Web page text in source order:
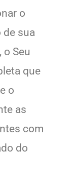
o
de sua
o Seu
que
o
as
com
do